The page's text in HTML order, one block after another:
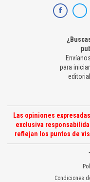
para
Las opiniones
exclusiva
reflejan los puntos de
Condiciones